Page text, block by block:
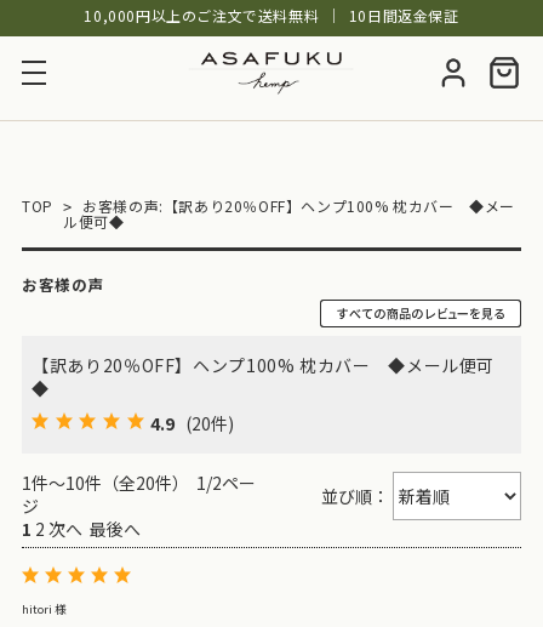
10,000円以上のご注文で送料無料 │ 10日間返金保証
TOP お客様の声:【訳あり20％OFF】ヘンプ100% 枕カバー ◆メー
ル便可◆
お客様の声
【訳あり20％OFF】ヘンプ100% 枕カバー ◆メール便可
◆
4.9 (20件)
1件～10件（全20件） 1/2ペー
ジ
1 2 次へ 最後へ
並び順：
hitori 様